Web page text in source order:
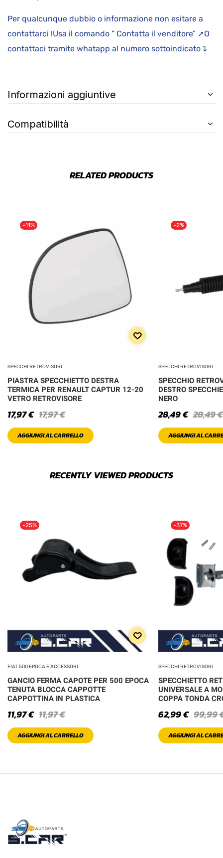
Per qualcunque dubbio o informazione non esitare a
contattarci !Usa il comando ” Contatta il venditore” ➚O
contattaci tramite whatapp al numero sottoindicato↴
Informazioni aggiuntive
Compatibilità
RELATED PRODUCTS
-11%
SPECCHI RETROVISORI
PIASTRA SPECCHIETTO DESTRA
TERMICA PER RENAULT CAPTUR 12-20
VETRO RETROVISORE
17,97€
17,97€
AGGIUNGI AL CARRELLO
-2%
SPECCHI RETROVISORI
SPECCHIO
DESTRO
NERO
28,49€
28,49€
AGGIUNGI AL
RECENTLY VIEWED PRODUCTS
-25%
FIAT 500 EPOCA E ACCESSORI
GANCIO FERMA CAPOTE PER 500 EPOCA
TENUTA BLOCCA CAPPOTTE
CAPPOTTINA IN PLASTICA
11,97€
11,97€
AGGIUNGI AL CARRELLO
-37%
SPECCHI RETROVISORI
SPECCHIETTO
UNIVERSALE A
COPPA TONDA
99,99
62,99€
AGGIUNGI AL